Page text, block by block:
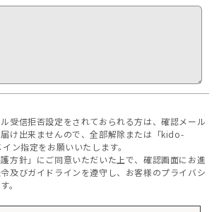
受信拒否設定をされておられる方は、確認メール
け出来ませんので、全部解除または「kido-
ン指定をお願いいたします。
方針」にご同意いただいた上で、確認画面にお進
及びガイドラインを遵守し、お客様のプライバシ
。